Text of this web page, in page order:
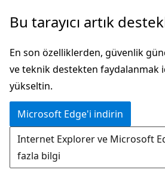
Ana
atla
Sayfa
gezintiye
atla
Bu tarayıcı artık
En son özelliklerden, güvenlik
ve teknik destekten faydalanmak
yükseltin.
Microsoft Edge'i indirin
Internet Explorer ve Microsoft
fazla bilgi